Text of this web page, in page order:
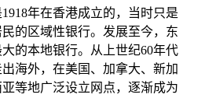
年在香港成立的，当时只是
的区域性银行。发展至今，东
的本地银行。从上世纪60年代
海外，在美国、加拿大、新加
等地广泛设立网点，逐渐成为